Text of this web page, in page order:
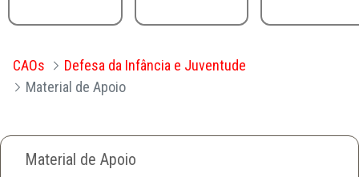
CAOs
Defesa da Infância e Juventude
Material de Apoio
Material de Apoio